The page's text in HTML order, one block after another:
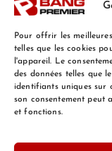
Pour offrir les
telles que les cookies
l'appareil. Le
des données telles que
identifiants uniques sur
son consentement peut
et fonctions.
Mentions Légales